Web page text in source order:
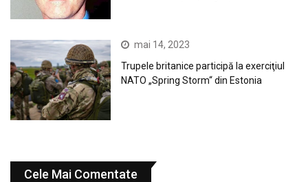
mai 14, 2023
Trupele britanice participă la exerciţiul
NATO „Spring Storm“ din Estonia
Cele Mai Comentate